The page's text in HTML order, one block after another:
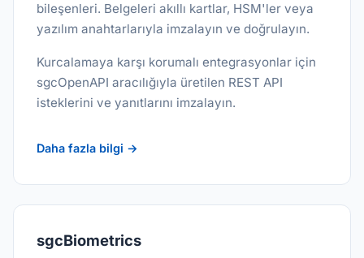
bileşenleri. Belgeleri akıllı kartlar, HSM'ler veya
yazılım anahtarlarıyla imzalayın ve doğrulayın.
Kurcalamaya karşı korumalı entegrasyonlar için
sgcOpenAPI aracılığıyla üretilen REST API
isteklerini ve yanıtlarını imzalayın.
Daha fazla bilgi →
sgcBiometrics